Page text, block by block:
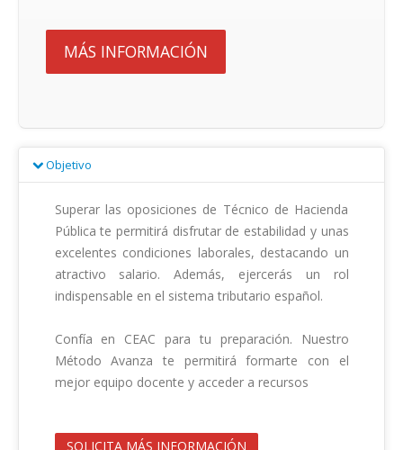
MÁS INFORMACIÓN
Objetivo
Superar las oposiciones de Técnico de Hacienda
Pública te permitirá disfrutar de estabilidad y unas
excelentes condiciones laborales, destacando un
atractivo salario. Además, ejercerás un rol
indispensable en el sistema tributario español.
Confía en CEAC para tu preparación. Nuestro
Método Avanza te permitirá formarte con el
mejor equipo docente y acceder a recursos
SOLICITA MÁS INFORMACIÓN